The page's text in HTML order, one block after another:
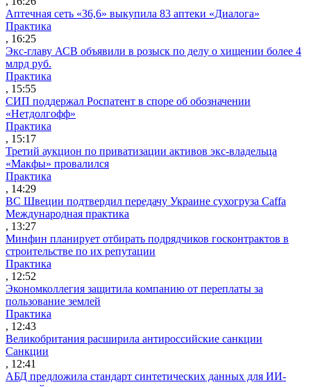
Аптечная сеть «36,6» выкупила 83 аптеки «Диалога»
Практика
, 16:25
Экс-главу АСВ объявили в розыск по делу о хищении более 4
млрд руб.
Практика
, 15:55
СИП поддержал Роспатент в споре об обозначении
«Нетдолгофф»
Практика
, 15:17
Третий аукцион по приватизации активов экс-владельца
«Макфы» провалился
Практика
, 14:29
ВС Швеции подтвердил передачу Украине сухогруза Caffa
Международная практика
, 13:27
Минфин планирует отбирать подрядчиков госконтрактов в
строительстве по их репутации
Практика
, 12:52
Экономколлегия защитила компанию от переплаты за
пользование землей
Практика
, 12:43
Великобритания расширила антироссийские санкции
Санкции
, 12:41
АБД предложила стандарт синтетических данных для ИИ-